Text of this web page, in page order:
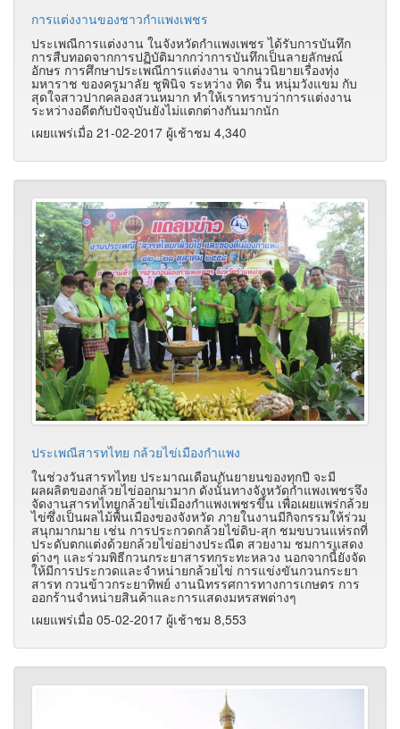
การแต่งงานของชาวกำแพงเพชร
ประเพณีการแต่งงาน ในจังหวัดกำแพงเพชร ได้รับการบันทึก
การสืบทอดจากการปฏิบัติมากกว่าการบันทึกเป็นลายลักษณ์
อักษร การศึกษาประเพณีการแต่งงาน จากนวนิยายเรื่องทุ่ง
มหาราช ของครูมาลัย ชูพินิจ ระหว่าง ทิด รื่น หนุ่มวังแขม กับ
สุดใจสาวปากคลองสวนหมาก ทำให้เราทราบว่าการแต่งงาน
ระหว่างอดีตกับปัจจุบันยังไม่แตกต่างกันมากนัก
เผยแพร่เมื่อ 21-02-2017 ผู้เช้าชม 4,340
ประเพณีสารทไทย กล้วยไข่เมืองกำแพง
ในช่วงวันสารทไทย ประมาณเดือนกันยายนของทุกปี จะมี
ผลผลิตของกล้วยไข่ออกมามาก ดังนั้นทางจังหวัดกำแพงเพชรจึง
จัดงานสารทไทยกล้วยไข่เมืองกำแพงเพชรขึ้น เพื่อเผยแพร่กล้วย
ไข่ซึ่งเป็นผลไม้พื้นเมืองของจังหวัด ภายในงานมีกิจกรรมให้ร่วม
สนุกมากมาย เช่น การประกวดกล้วยไข่ดิบ-สุก ชมขบวนแห่รถที่
ประดับตกแต่งด้วยกล้วยไข่อย่างประณีต สวยงาม ชมการแสดง
ต่างๆ และร่วมพิธีกวนกระยาสารทกระทะหลวง นอกจากนี้ยังจัด
ให้มีการประกวดและจำหน่ายกล้วยไข่ การแข่งขันกวนกระยา
สารท กวนข้าวกระยาทิพย์ งานนิทรรศการทางการเกษตร การ
ออกร้านจำหน่ายสินค้าและการแสดงมหรสพต่างๆ
เผยแพร่เมื่อ 05-02-2017 ผู้เช้าชม 8,553